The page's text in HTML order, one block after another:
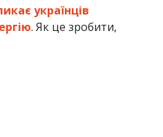
українців
. Як це зробити,